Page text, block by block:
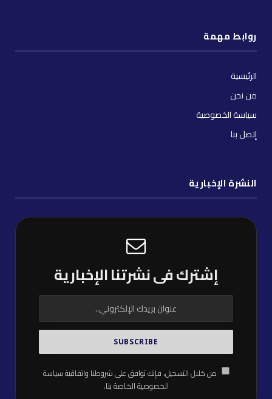
روابط مهمة
الرئيسية
من نحن
سياسة الخصوصية
إتصل بنا
النشرة الإخبارية
إشترك فى نشرتنا الإخبارية
من خلال التسجيل، فإنك توافق على شروطنا واتفاقيةسياسة
الخصوصيةالخاصة بنا.